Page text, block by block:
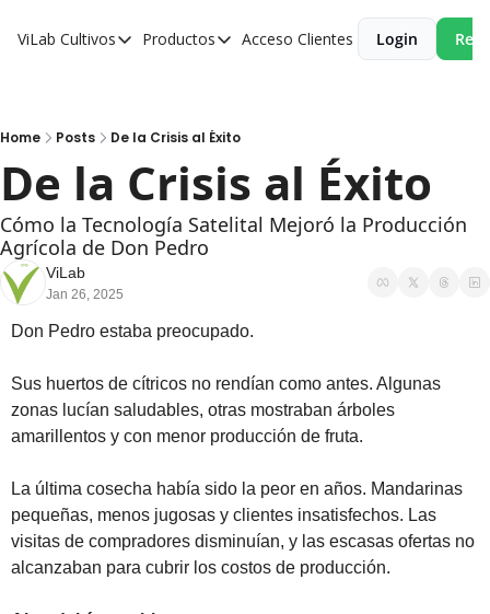
ViLab Cultivos
Cultivos
Olivos
Cítricos
Cerezos
Almendros
Arándanos
Nogales
Tabaco
Avellanos
Productos
Productos
Estudio de Zonificación
Monitoreo Satelital de Cultivos
Acceso Clientes Login
Home Posts De la Crisis al Éxito
De la Crisis al Éxito
Cómo la Tecnología Satelital Mejoró la Producción
Agrícola de Don Pedro
ViLab
Jan 26, 2025
Don Pedro estaba preocupado.
Sus huertos de cítricos no rendían como antes. Algunas
zonas lucían saludables, otras mostraban árboles
amarillentos y con menor producción de fruta.
La última cosecha había sido la peor en años. Mandarinas
pequeñas, menos jugosas y clientes insatisfechos. Las
visitas de compradores disminuían, y las escasas ofertas no
alcanzaban para cubrir los costos de producción.